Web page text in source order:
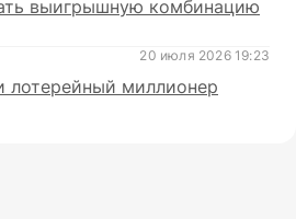
выигрышную комбинацию
20 июля 2026 19:23
лотерейный миллионер